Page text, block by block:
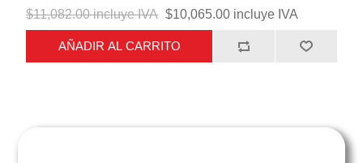
$11,082.00 incluye IVA $10,065.00 incluye IVA
AÑADIR AL CARRITO